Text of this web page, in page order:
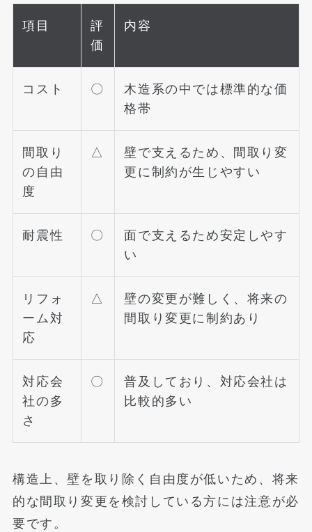
項目
評
価
内容
コスト 〇
木造系の中では標準的な価
格帯
間取り
の自由
度
△
壁で支えるため、間取り変
更に制約が生じやすい
耐震性 〇
面で支えるため安定しやす
い
リフォ
ーム対
応
△
壁の変更が難しく、将来の
間取り変更に制約あり
対応会
社の多
さ
〇
普及しており、対応会社は
比較的多い
構造上、壁を取り除く自由度が低いため、将来
的な間取り変更を検討している方には注意が必
要です。